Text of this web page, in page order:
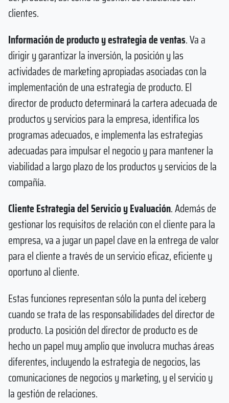
clientes.
Información de producto y estrategia de ventas. Va a
dirigir y garantizar la inversión, la posición y las
actividades de marketing apropiadas asociadas con la
implementación de una estrategia de producto. El
director de producto determinará la cartera adecuada de
productos y servicios para la empresa, identifica los
programas adecuados, e implementa las estrategias
adecuadas para impulsar el negocio y para mantener la
viabilidad a largo plazo de los productos y servicios de la
compañía.
Cliente Estrategia del Servicio y Evaluación. Además de
gestionar los requisitos de relación con el cliente para la
empresa, va a jugar un papel clave en la entrega de valor
para el cliente a través de un servicio eficaz, eficiente y
oportuno al cliente.
Estas funciones representan sólo la punta del iceberg
cuando se trata de las responsabilidades del director de
producto. La posición del director de producto es de
hecho un papel muy amplio que involucra muchas áreas
diferentes, incluyendo la estrategia de negocios, las
comunicaciones de negocios y marketing, y el servicio y
la gestión de relaciones.